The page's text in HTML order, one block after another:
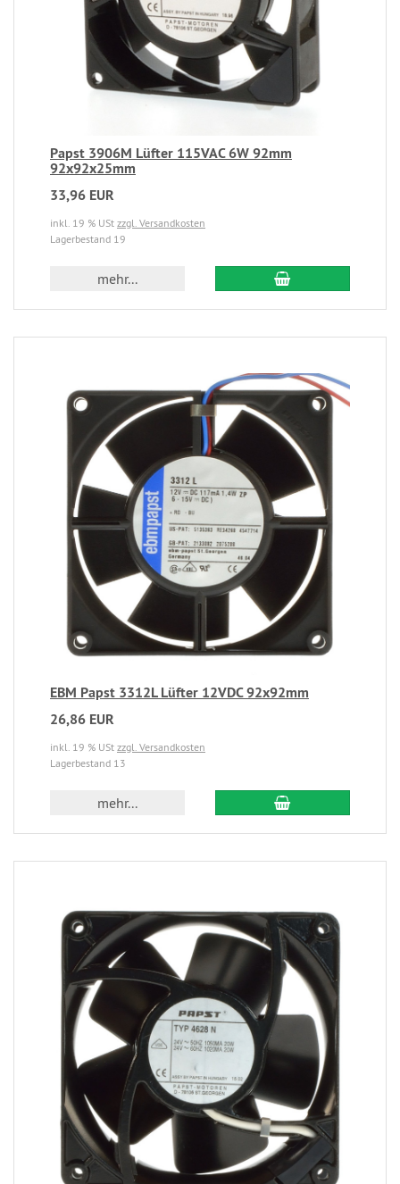
Papst 3906M Lüfter 115VAC 6W 92mm
92x92x25mm
33,96 EUR
inkl. 19 % USt zzgl. Versandkosten
Lagerbestand 19
mehr...
EBM Papst 3312L Lüfter 12VDC 92x92mm
26,86 EUR
inkl. 19 % USt zzgl. Versandkosten
Lagerbestand 13
mehr...